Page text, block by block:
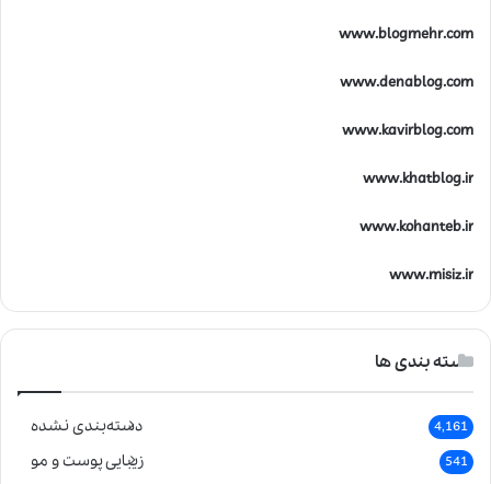
www.blogmehr.com
www.denablog.com
www.kavirblog.com
www.khatblog.ir
www.kohanteb.ir
www.misiz.ir
دسته بندی ها
دسته‌بندی نشده 4,161
زیبایی پوست و مو 541